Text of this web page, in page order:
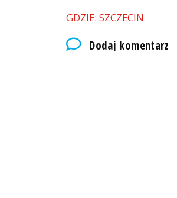
GDZIE: SZCZECIN
Dodaj komentarz